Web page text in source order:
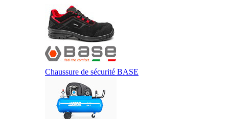
Chaussure de sécurité BASE